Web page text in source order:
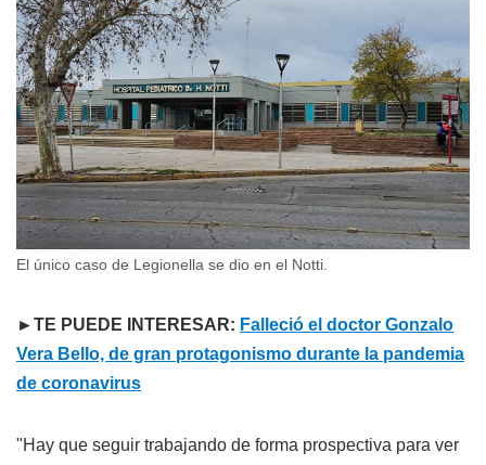
El único caso de Legionella se dio en el Notti.
►TE PUEDE INTERESAR: Falleció el doctor Gonzalo
Vera Bello, de gran protagonismo durante la pandemia
de coronavirus
"Hay que seguir trabajando de forma prospectiva para ver